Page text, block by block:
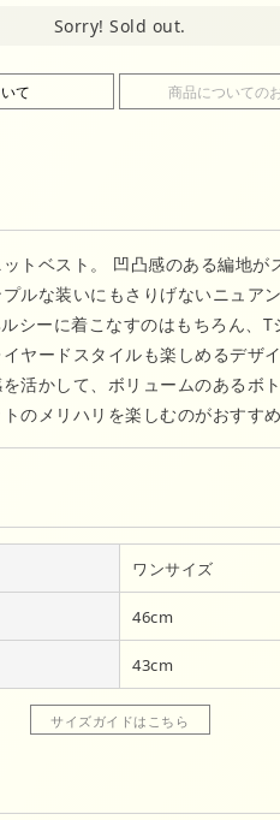
Sorry! Sold out.
て 商品についての
トベスト。 凹凸感のある編地が
ルな装いにもさりげないニュア
シーに着こなすのはもちろん、T
ヤードスタイルも楽しめるデザ
活かして、ボリュームのあるボ
のメリハリを楽しむのがおすすめ
ワンサイズ
46cm
43cm
サイズガイドはこちら